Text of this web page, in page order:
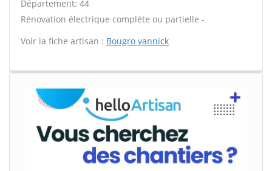
Département: 44
Rénovation électrique complète ou partielle -
Voir la fiche artisan : Bougro yannick